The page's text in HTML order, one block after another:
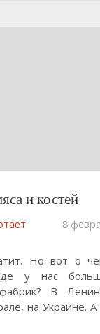
и костей
8
Но вот о
у нас
В
на Украине. А